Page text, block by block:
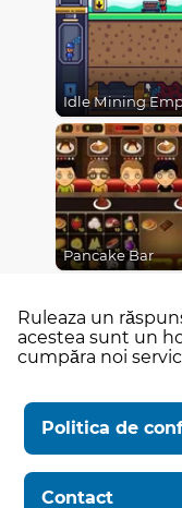
Pancake Bar
Ruleaza un
acestea sunt un
cumpăra noi
Politica de
Contact